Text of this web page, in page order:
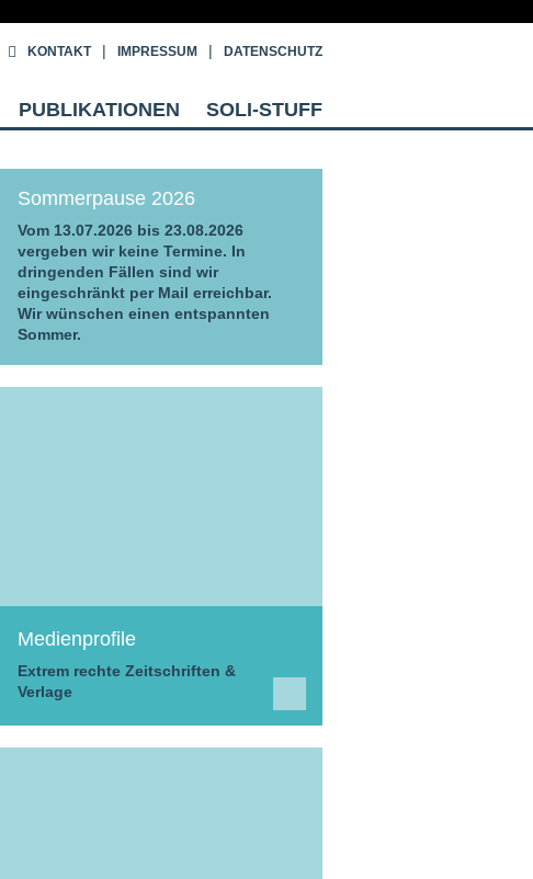
PUBLIKATIONEN SOLI-STUFF
KONTAKT IMPRESSUM DATENSCHUTZ
Sommerpause 2026
Vom 13.07.2026 bis 23.08.2026
vergeben wir keine Termine. In
dringenden Fällen sind wir
eingeschränkt per Mail erreichbar.
Wir wünschen einen entspannten
Sommer.
Medienprofile
Extrem rechte Zeitschriften &
Verlage